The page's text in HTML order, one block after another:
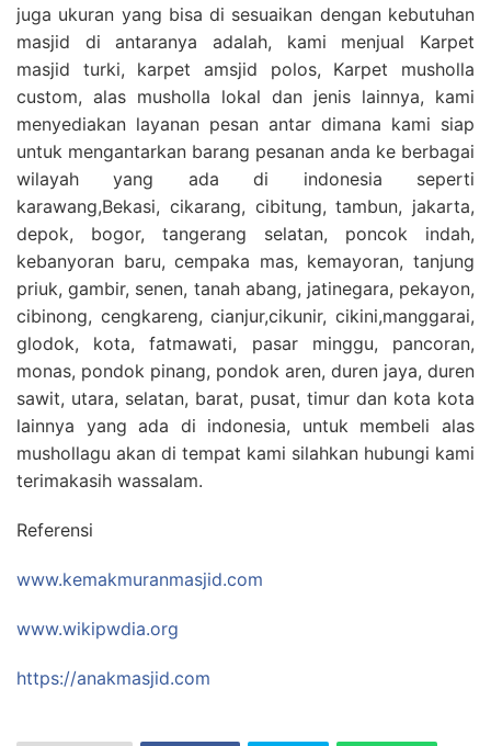
juga ukuran yang bisa di sesuaikan dengan kebutuhan
masjid di antaranya adalah, kami menjual Karpet
masjid turki, karpet amsjid polos, Karpet musholla
custom, alas musholla lokal dan jenis lainnya, kami
menyediakan layanan pesan antar dimana kami siap
untuk mengantarkan barang pesanan anda ke berbagai
wilayah yang ada di indonesia seperti
karawang,Bekasi, cikarang, cibitung, tambun, jakarta,
depok, bogor, tangerang selatan, poncok indah,
kebanyoran baru, cempaka mas, kemayoran, tanjung
priuk, gambir, senen, tanah abang, jatinegara, pekayon,
cibinong, cengkareng, cianjur,cikunir, cikini,manggarai,
glodok, kota, fatmawati, pasar minggu, pancoran,
monas, pondok pinang, pondok aren, duren jaya, duren
sawit, utara, selatan, barat, pusat, timur dan kota kota
lainnya yang ada di indonesia, untuk membeli alas
mushollagu akan di tempat kami silahkan hubungi kami
terimakasih wassalam.
Referensi
www.kemakmuranmasjid.com
www.wikipwdia.org
https://anakmasjid.com